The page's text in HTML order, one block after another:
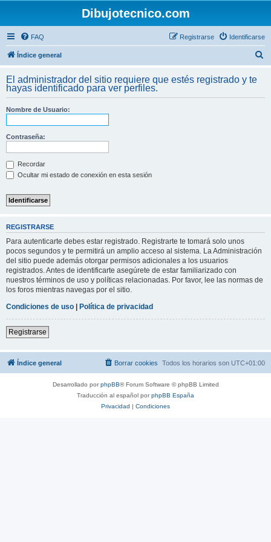
Dibujotecnico.com
FAQ Identificarse
Registrarse
Índice general
c
El administrador del sitio requiere que estés registrado y te
hayas identificado para ver perfiles.
Nombre de Usuario:
Contraseña:
Recordar
Ocultar mi estado de conexión en esta sesión
REGISTRARSE
Para autenticarte debes estar registrado. Registrarte te tomará solo unos
pocos segundos y te permitirá un amplio acceso al sistema. La Administración
del sitio puede además otorgar permisos adicionales a los usuarios
registrados. Antes de identificarte asegúrete de estar familiarizado con
nuestros términos de uso y políticas relacionadas. Por favor, lee las normas de
los foros mientras navegas por el sitio.
Condiciones de uso | Política de privacidad
Registrarse
Índice general Todos los horarios son UTC+01:00
Borrar cookies
Desarrollado porphpBB® Forum Software © phpBB Limited
Traducción al español porphpBB España
Privacidad | Condiciones